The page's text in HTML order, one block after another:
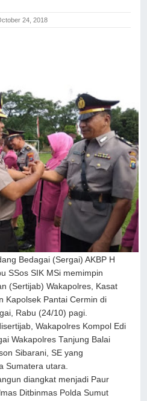
24, 2018
Bedagai (Sergai) AKBP H
SSos SIK MSi memimpin
(Sertijab) Wakapolres, Kasat
Kapolsek Pantai Cermin di
Rabu (24/10) pagi.
Wakapolres Kompol Edi
Wakapolres Tanjung Balai
Sibarani, SE yang
Sumatera utara.
diangkat menjadi Paur
Ditbinmas Polda Sumut